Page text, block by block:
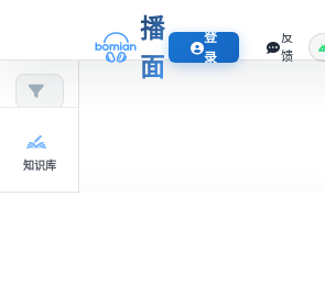
播
面
登
录
反
馈
知识库